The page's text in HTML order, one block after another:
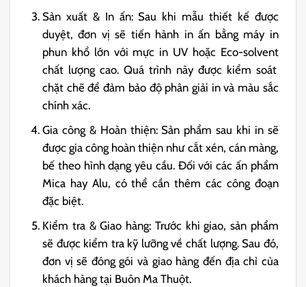
Sản xuất & In ấn: Sau khi mẫu thiết kế được
duyệt, đơn vị sẽ tiến hành in ấn bằng máy in
phun khổ lớnvới mực in UV hoặc Eco-solvent
chất lượng cao. Quá trình này được kiểm soát
chặt chẽ để đảm bảo độ phân giải invà màu sắc
chính xác.
Gia công & Hoàn thiện: Sản phẩm sau khi in sẽ
đượcgia công hoàn thiện như cắt xén, cán màng,
bế theo hình dạng yêu cầu. Đối với các ấn phẩm
Mica hay Alu, có thể cần thêm các công đoạn
đặc biệt.
Kiểm tra & Giao hàng: Trước khi giao, sản phẩm
sẽ được kiểm tra kỹ lưỡng về chất lượng. Sau đó,
đơn vị sẽ đóng gói và giao hàng đến địa chỉ của
khách hàng tại Buôn Ma Thuột.